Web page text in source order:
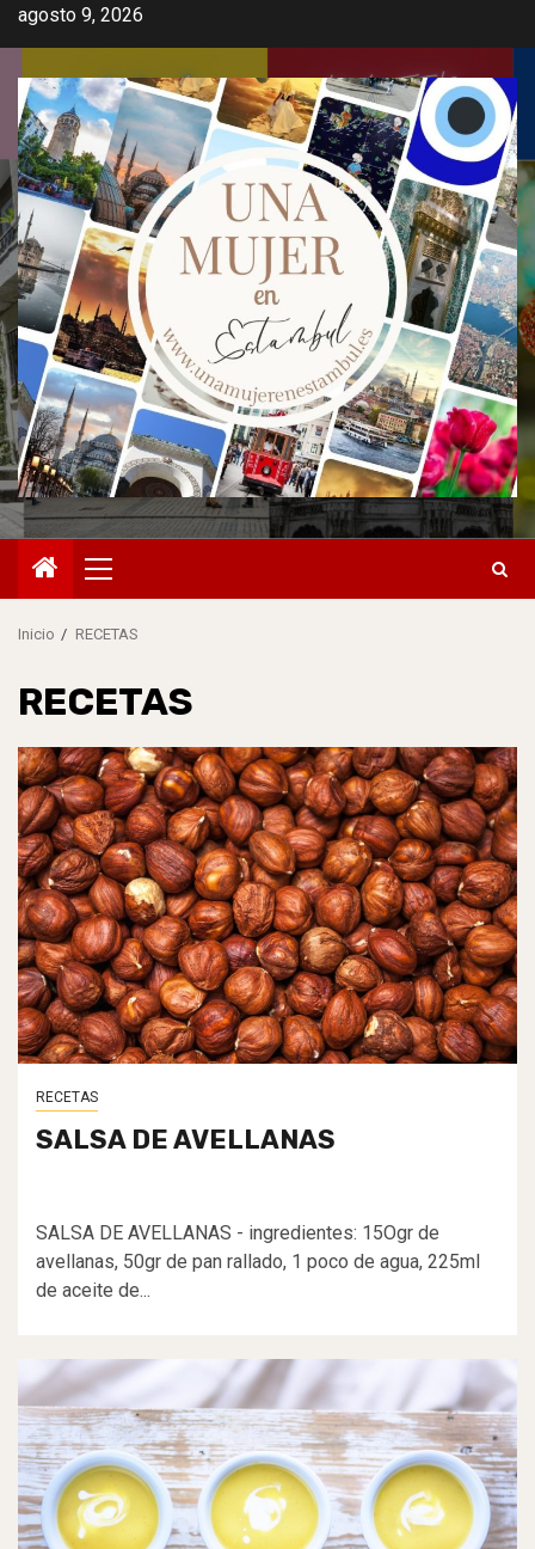
Saltar
agosto 9, 2026
Menú
principal
Inicio RECETAS
RECETAS
RECETAS
SALSA DE AVELLANAS
SALSA DE AVELLANAS - ingredientes: 15Ogr de
avellanas, 50gr de pan rallado, 1 poco de agua, 225ml
de aceite de...